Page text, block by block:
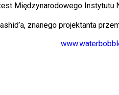
Międzynarodowego Instytutu
znanego projektanta